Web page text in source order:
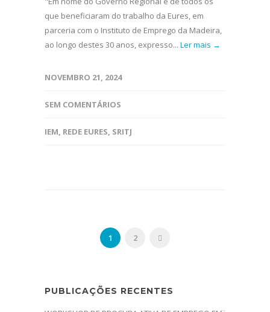
que beneficiaram do trabalho da Eures, em
parceria com o Instituto de Emprego da Madeira,
ao longo destes 30 anos, expresso... Ler mais →
NOVEMBRO 21, 2024
SEM COMENTÁRIOS
IEM, REDE EURES, SRITJ
1 2
PUBLICAÇÕES RECENTES